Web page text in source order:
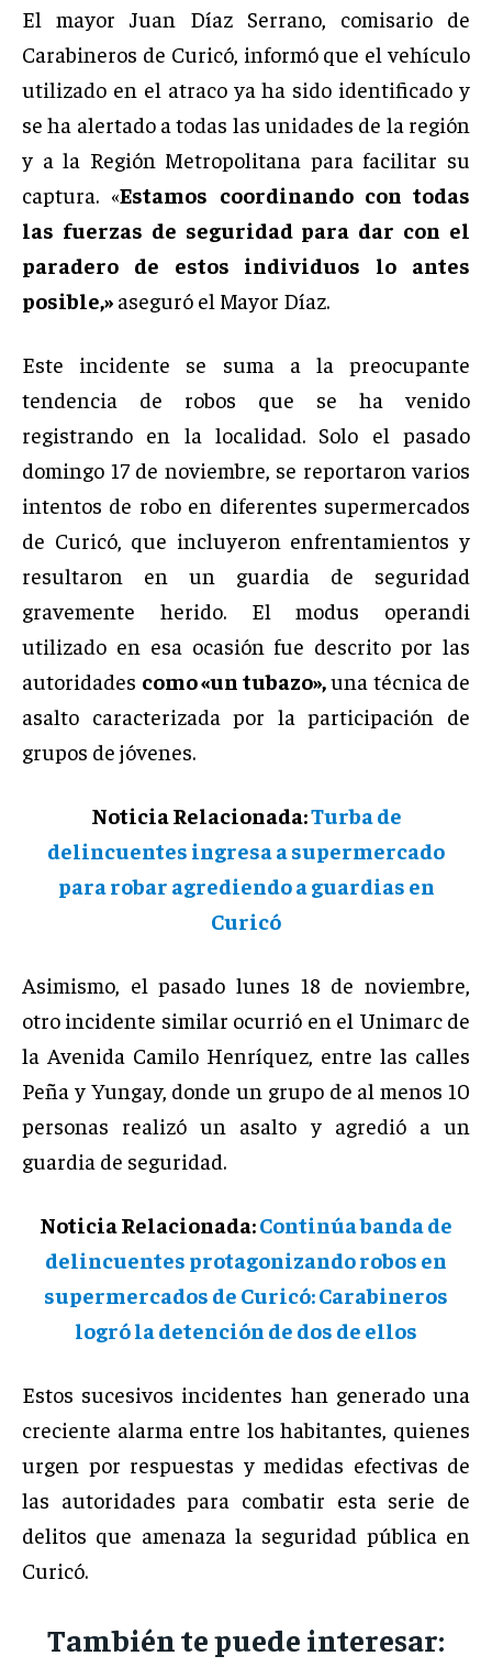
El mayor Juan Díaz Serrano, comisario de
Carabineros de Curicó, informó que el vehículo
utilizado en el atraco ya ha sido identificado y
se ha alertado a todas las unidades de la región
y a la Región Metropolitana para facilitar su
captura. «Estamos coordinando con todas
las fuerzas de seguridad para dar con el
paradero de estos individuos lo antes
posible,» aseguró el Mayor Díaz.
Este incidente se suma a la preocupante
tendencia de robos que se ha venido
registrando en la localidad. Solo el pasado
domingo 17 de noviembre, se reportaron varios
intentos de robo en diferentes supermercados
de Curicó, que incluyeron enfrentamientos y
resultaron en un guardia de seguridad
gravemente herido. El modus operandi
utilizado en esa ocasión fue descrito por las
autoridades como «un tubazo»,una técnica de
asalto caracterizada por la participación de
grupos de jóvenes.
Noticia Relacionada:Turba de
delincuentes ingresa a supermercado
para robar agrediendo a guardias en
Curicó
Asimismo, el pasado lunes 18 de noviembre,
otro incidente similar ocurrió en el Unimarc de
la Avenida Camilo Henríquez, entre las calles
Peña y Yungay, donde un grupo de al menos 10
personas realizó un asalto y agredió a un
guardia de seguridad.
Noticia Relacionada:Continúa banda de
delincuentes protagonizando robos en
supermercados de Curicó: Carabineros
logró la detención de dos de ellos
Estos sucesivos incidentes han generado una
creciente alarma entre los habitantes, quienes
urgen por respuestas y medidas efectivas de
las autoridades para combatir esta serie de
delitos que amenaza la seguridad pública en
Curicó.
También te puede interesar: